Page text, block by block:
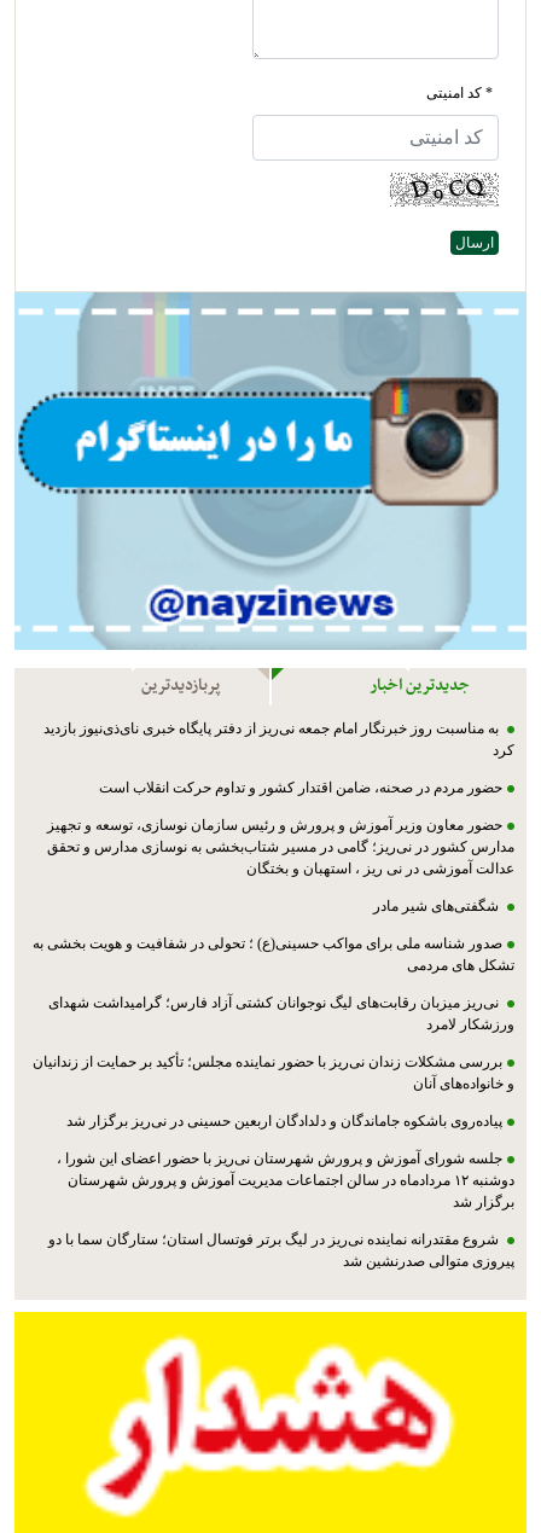
* کد امنیتی
جدیدترین اخبار پربازدیدترین
به مناسبت روز خبرنگار امام جمعه نی‌ریز از دفتر پایگاه خبری نای‌ذی‌نیوز بازدید
کرد
حضور مردم در صحنه، ضامن اقتدار کشور و تداوم حرکت انقلاب است
حضور معاون وزیر آموزش و پرورش و رئیس سازمان نوسازی، توسعه و تجهیز
مدارس کشور در نی‌ریز؛ گامی در مسیر شتاب‌بخشی به نوسازی مدارس و تحقق
عدالت آموزشی در نی ریز ، استهبان و بختگان
شگفتی‌های شیر مادر
صدور شناسه ملی برای مواکب حسینی(ع) ؛ تحولی در شفافیت و هویت بخشی به
تشکل های مردمی
نی‌ریز میزبان رقابت‌های لیگ نوجوانان کشتی آزاد فارس؛ گرامیداشت شهدای
ورزشکار لامرد
بررسی مشکلات زندان نی‌ریز با حضور نماینده مجلس؛ تأکید بر حمایت از زندانیان
و خانواده‌های آنان
پیاده‌روی باشکوه جاماندگان و دلدادگان اربعین حسینی در نی‌ریز برگزار شد
جلسه شورای آموزش و پرورش شهرستان نی‌ریز با حضور اعضای این شورا ،
دوشنبه ۱۲ مردادماه در سالن اجتماعات مدیریت آموزش و پرورش شهرستان
برگزار شد
شروع مقتدرانه نماینده نی‌ریز در لیگ برتر فوتسال استان؛ ستارگان سما با دو
پیروزی متوالی صدرنشین شد